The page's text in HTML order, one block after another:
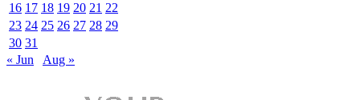
16 17 18 19 20 21 22
23 24 25 26 27 28 29
30 31
« Jun
Aug »